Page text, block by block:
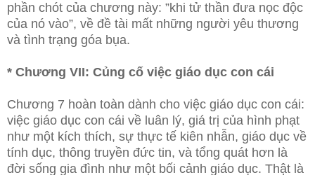
phần chót của chương này: ”khi tử thần đưa nọc độc
của nó vào”, về đề tài mất những người yêu thương
và tình trạng góa bụa.
* Chương VII: Củng cố việc giáo dục con cái
Chương 7 hoàn toàn dành cho việc giáo dục con cái:
việc giáo dục con cái về luân lý, giá trị của hình phạt
như một kích thích, sự thực tế kiên nhẫn, giáo dục về
tính dục, thông truyền đức tin, và tổng quát hơn là
đời sống gia đình như một bối cảnh giáo dục. Thật là